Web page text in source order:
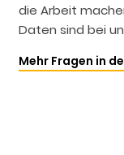
die Arbeit
Daten sind bei
Mehr Fragen in